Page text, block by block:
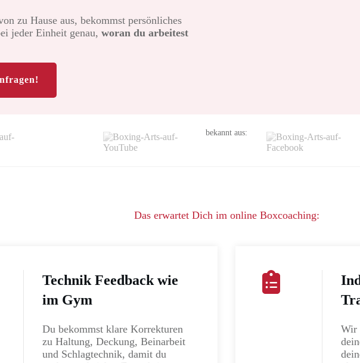
zu Hause aus, bekommst persönliches
jeder Einheit genau, woran du arbeitest
bekannt aus:
Das erwartet Dich im online Boxcoaching:
Technik Feedback wie
im Gym
Du bekommst klare Korrekturen
zu Haltung, Deckung, Beinarbeit
und Schlagtechnik, damit du
Wir